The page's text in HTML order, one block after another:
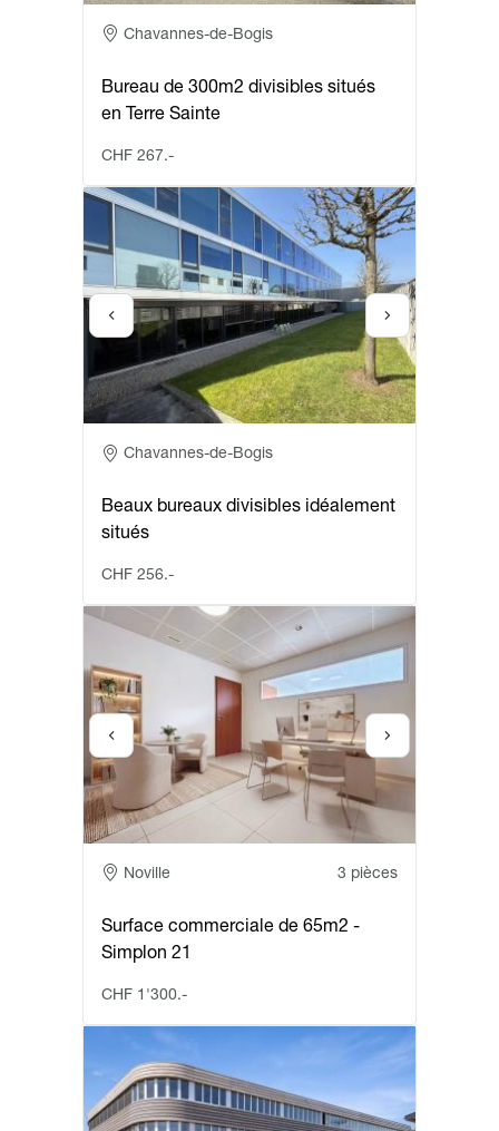
Adresse
Chavannes-de-Bogis
Bureau de 300m2 divisibles situés
en Terre Sainte
CHF 267.-
Adresse
Chavannes-de-Bogis
Beaux bureaux divisibles idéalement
situés
CHF 256.-
Adresse
Noville 3 pièces
Surface commerciale de 65m2 -
Simplon 21
CHF 1'300.-